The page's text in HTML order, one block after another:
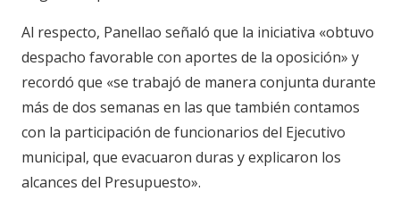
Al respecto, Panellao señaló que la iniciativa «obtuvo
despacho favorable con aportes de la oposición» y
recordó que «se trabajó de manera conjunta durante
más de dos semanas en las que también contamos
con la participación de funcionarios del Ejecutivo
municipal, que evacuaron duras y explicaron los
alcances del Presupuesto».